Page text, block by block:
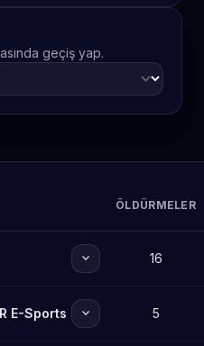
geçiş yap.
ÖLDÜRMELER
expand_more 16
E-Sports expand_more 5